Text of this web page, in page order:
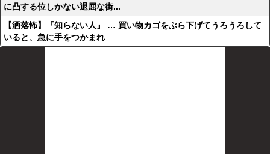
に凸する位しかない退屈な街...
【洒落怖】『知らない人』 … 買い物カゴをぶら下げてうろうろして
いると、急に手をつかまれ